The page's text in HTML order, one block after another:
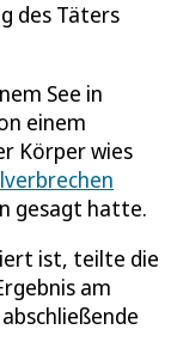
des Täters
See in
einem
Körper wies
gesagt hatte.
ist, teilte die
am